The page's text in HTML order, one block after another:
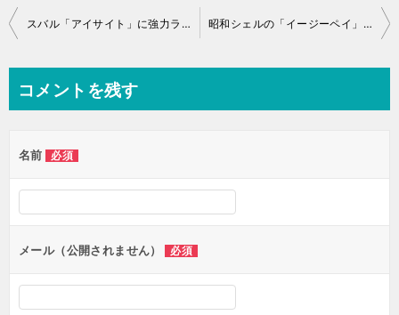
投
ビ
ー
シ
ョ
ン
スバル「アイサイト」に強力ライバル！？日産 「プロパイロット」とは？ 昭和シェルの「イージーペイ」で誕生日がオトク！
コメントを残す
名前 必須
メール（公開されません） 必須